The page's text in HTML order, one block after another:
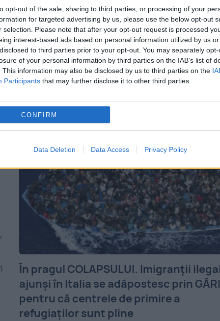
opt-out of the sale, sharing to third parties, or processing of your
for targeted advertising by us, please use the below opt-out
selection. Please note that after your opt-out request is processed
interest-based ads based on personal information utilized by us
to third parties prior to your opt-out. You may separately
of your personal information by third parties on the IAB’s list of
This information may also be disclosed by us to third parties on the
Participants that may further disclose it to other third parties.
CONFIRM
Data Deletion Data Access Privacy Policy
INTERZIS intrarea pe teritoriul său a
cetățenilor și mașinilor sârbe
24 SEPTEMBRIE 2015
Croația a interzis intrarea pe teritoriul său
cetățenilor și mașinilor sârbe. Anunţul a
după ce Serbia a interzis miercuri seara...
În pragul COLAPSULUI. Imigranţii
ajunşi în Italia se adăpostesc prin
pentru că centrele de primire a
refugiaţilor sunt pline